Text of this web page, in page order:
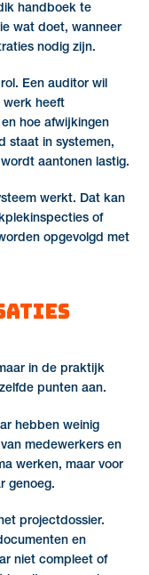
handboek te
wat doet, wanneer
nodig zijn.
Een auditor wil
werk heeft
hoe afwijkingen
staat in systemen,
aantonen lastig.
werkt. Dat kan
of
opgevolgd met
in de praktijk
punten aan.
hebben weinig
medewerkers en
werken, maar voor
genoeg.
projectdossier.
en
niet compleet of